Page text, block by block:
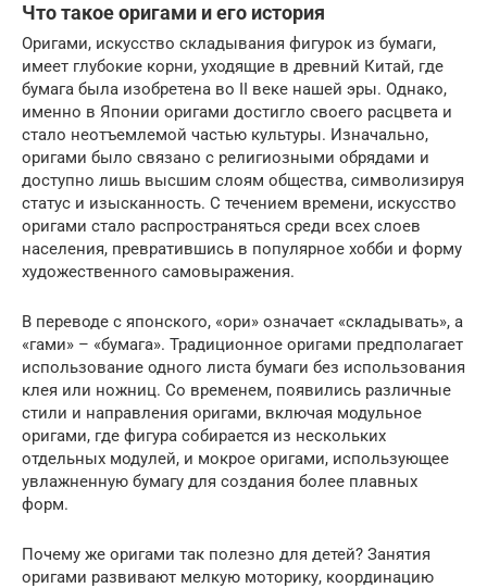
Что такое оригами и его история
Оригами, искусство складывания фигурок из бумаги,
имеет глубокие корни, уходящие в древний Китай, где
бумага была изобретена во II веке нашей эры. Однако,
именно в Японии оригами достигло своего расцвета и
стало неотъемлемой частью культуры. Изначально,
оригами было связано с религиозными обрядами и
доступно лишь высшим слоям общества, символизируя
статус и изысканность. С течением времени, искусство
оригами стало распространяться среди всех слоев
населения, превратившись в популярное хобби и форму
художественного самовыражения.
В переводе с японского, «ори» означает «складывать», а
«гами» – «бумага». Традиционное оригами предполагает
использование одного листа бумаги без использования
клея или ножниц. Со временем, появились различные
стили и направления оригами, включая модульное
оригами, где фигура собирается из нескольких
отдельных модулей, и мокрое оригами, использующее
увлажненную бумагу для создания более плавных
форм.
Почему же оригами так полезно для детей? Занятия
оригами развивают мелкую моторику, координацию